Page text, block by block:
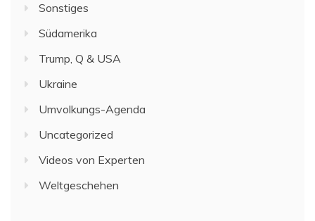
Sonstiges
Südamerika
Trump, Q & USA
Ukraine
Umvolkungs-Agenda
Uncategorized
Videos von Experten
Weltgeschehen